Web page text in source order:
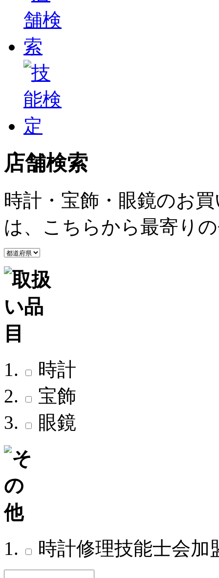
店舗検索
時計・宝飾・眼鏡のお
は、こちらから最寄り
時計
宝飾
眼鏡
時計修理技能士会加